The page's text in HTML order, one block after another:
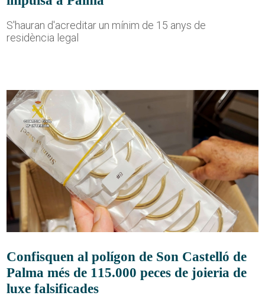
S'hauran d'acreditar un mínim de 15 anys de
residència legal
Confisquen al polígon de Son Castelló de
Palma més de 115.000 peces de joieria de
luxe falsificades